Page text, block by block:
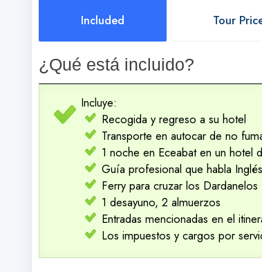
Included Tour
¿Qué está incluido?
Incluye:
Recogida y regreso a su hotel
Transporte en autocar de no
1 noche en Eceabat en un hotel
Guía profesional que habla
Ferry para cruzar los Dardanelos
1 desayuno, 2 almuerzos
Entradas mencionadas en el
Los impuestos y cargos por